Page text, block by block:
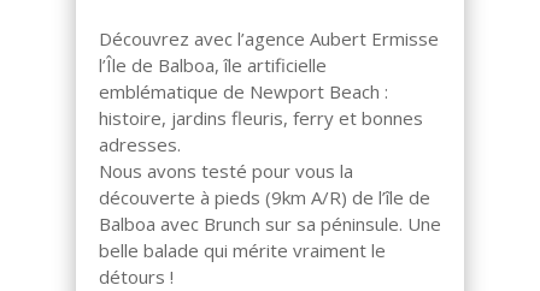
Découvrez avec l’agence Aubert Ermisse
l’Île de Balboa, île artificielle
emblématique de Newport Beach :
histoire, jardins fleuris, ferry et bonnes
adresses.
Nous avons testé pour vous la
découverte à pieds (9km A/R) de l’île de
Balboa avec Brunch sur sa péninsule. Une
belle balade qui mérite vraiment le
détours !